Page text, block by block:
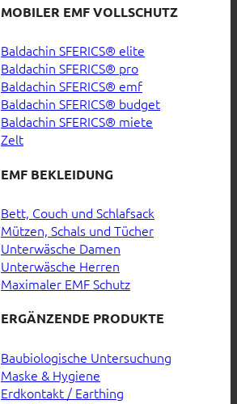
MOBILER EMF VOLLSCHUTZ
Baldachin SFERICS® elite
Baldachin SFERICS® pro
Baldachin SFERICS® emf
Baldachin SFERICS® budget
Baldachin SFERICS® miete
Zelt
EMF BEKLEIDUNG
Bett, Couch und Schlafsack
Mützen, Schals und Tücher
Unterwäsche Damen
Unterwäsche Herren
Maximaler EMF Schutz
ERGÄNZENDE PRODUKTE
Baubiologische Untersuchung
Maske & Hygiene
Erdkontakt / Earthing